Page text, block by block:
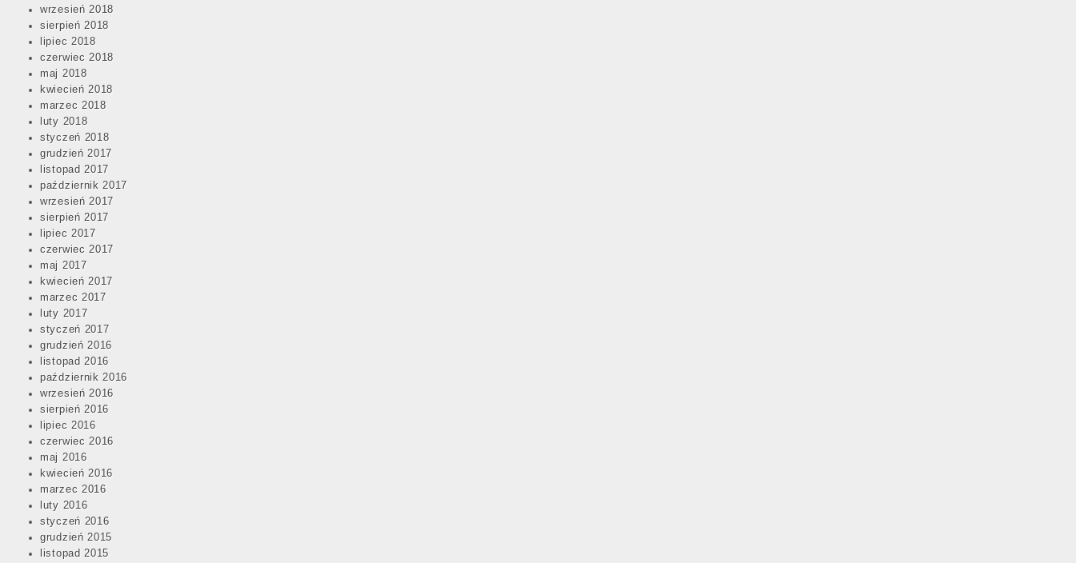
wrzesień 2018
sierpień 2018
lipiec 2018
czerwiec 2018
maj 2018
kwiecień 2018
marzec 2018
luty 2018
styczeń 2018
grudzień 2017
listopad 2017
październik 2017
wrzesień 2017
sierpień 2017
lipiec 2017
czerwiec 2017
maj 2017
kwiecień 2017
marzec 2017
luty 2017
styczeń 2017
grudzień 2016
listopad 2016
październik 2016
wrzesień 2016
sierpień 2016
lipiec 2016
czerwiec 2016
maj 2016
kwiecień 2016
marzec 2016
luty 2016
styczeń 2016
grudzień 2015
listopad 2015